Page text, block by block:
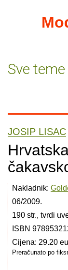
Sve teme
JOSIP LISAC
Nakladnik:
06/2009.
190 str., tvrdi
ISBN
Cijena: 29.20
Preračunato po